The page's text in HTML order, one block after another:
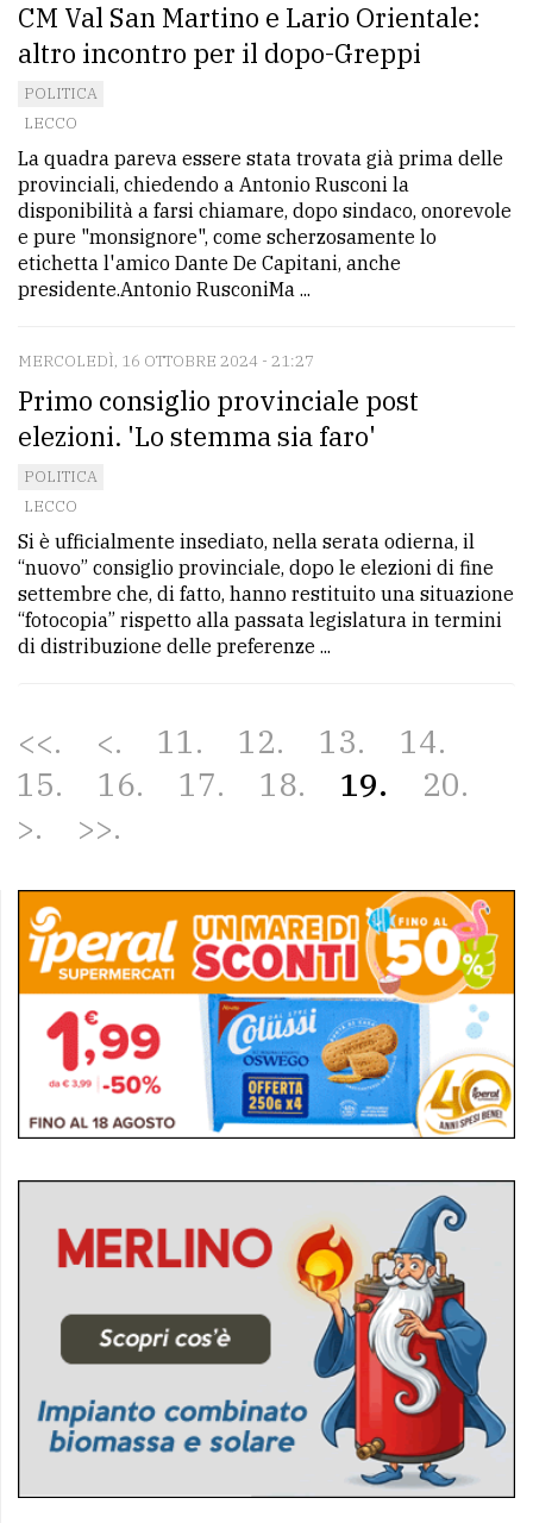
CM Val San Martino e Lario Orientale:
altro incontro per il dopo-Greppi
POLITICA
LECCO
La quadra pareva essere stata trovata già prima delle
provinciali, chiedendo a Antonio Rusconi la
disponibilità a farsi chiamare, dopo sindaco, onorevole
e pure "monsignore", come scherzosamente lo
etichetta l'amico Dante De Capitani, anche
presidente.Antonio RusconiMa ...
MERCOLEDÌ, 16 OTTOBRE 2024 - 21:27
Primo consiglio provinciale post
elezioni. 'Lo stemma sia faro'
POLITICA
LECCO
Si è ufficialmente insediato, nella serata odierna, il
“nuovo” consiglio provinciale, dopo le elezioni di fine
settembre che, di fatto, hanno restituito una situazione
“fotocopia” rispetto alla passata legislatura in termini
di distribuzione delle preferenze ...
<< < 11 12 13
14
15
16 17 18 19
20
>
>>